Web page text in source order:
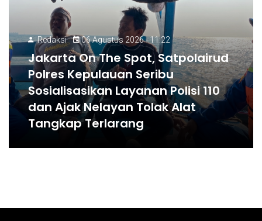
Redaksi 06 Agustus 2026 - 11:22
Jakarta On The Spot, Satpolairud
Polres Kepulauan Seribu
Sosialisasikan Layanan Polisi 110
dan Ajak Nelayan Tolak Alat
Tangkap Terlarang